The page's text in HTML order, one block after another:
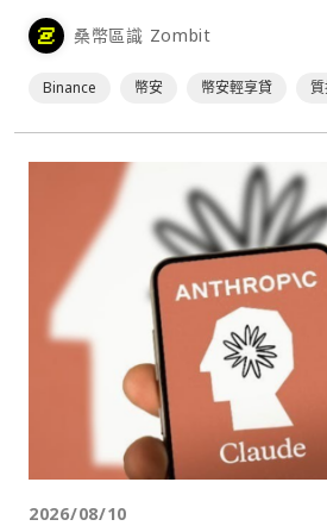
也不用擔心因價格波動而觸發強制平
借幣期限內仍可持續賺取收益。
桑幣區識 Zombit
Binance 幣安 幣安輕享貸
2026/08/10